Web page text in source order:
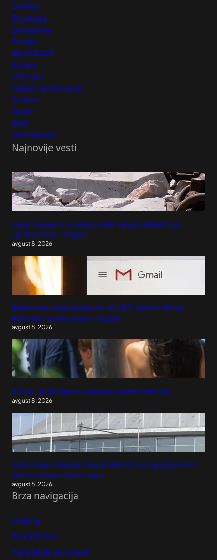
Društvo
Ekologija
Ekonomija
Evropa
Izbori 2023
Kultura
Lifestyle
Nauka i tehnologija
Politika
Sport
Svet
Zanimljivosti
Najnovije vesti
Sudar vozova u Hrvatskoj, nikom od povređenih nije
ugrožen život – Region
avgust 8, 2026
Gmail uvodi velike promjene od 2027. godine: Milioni
korisnika moraće da se prilagode
avgust 8, 2026
U Srbiji do 38 stepeni početkom sledeće sedmice
avgust 8, 2026
Vlada Srbije osnovala novo preduzeće i na njega prenela
imovinu Beogradskog sajma
avgust 8, 2026
Brza navigacija
O nama
Predloži Vest
Pretplatite se na vesti